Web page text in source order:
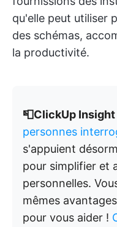
qu'elle peut utiliser
des schémas,
la productivité.
📮ClickUp Insight
personnes
s'appuient
pour simplifier et
personnelles.
mêmes
pour vous aider !